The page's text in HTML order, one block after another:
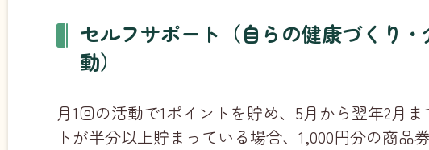
セルフサポート（自らの健康づくり
動）
月1回の活動で1ポイントを貯め、5月から翌年2月
トが半分以上貯まっている場合、1,000円分の商品